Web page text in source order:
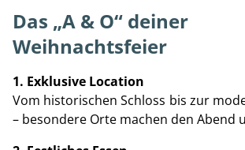
Das „A & O“ deiner
Weihnachtsfeier
1. Exklusive Location
Vom historischen Schloss bis zur
– besondere Orte machen den Abend